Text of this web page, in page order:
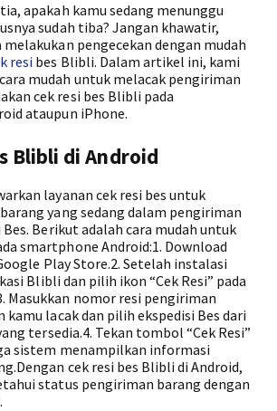
apakah kamu sedang menunggu
sudah tiba? Jangan khawatir,
melakukan pengecekan dengan mudah
resi bes Blibli. Dalam artikel ini, kami
mudah untuk melacak pengiriman
cek resi bes Blibli pada
ataupun iPhone.
Blibli di Android
layanan cek resi bes untuk
yang sedang dalam pengiriman
Berikut adalah cara mudah untuk
smartphone Android:1. Download
Play Store.2. Setelah instalasi
Blibli dan pilih ikon “Cek Resi” pada
Masukkan nomor resi pengiriman
kamu lacak dan pilih ekspedisi Bes dari
tersedia.4. Tekan tombol “Cek Resi”
sistem menampilkan informasi
cek resi bes Blibli di Android,
status pengiriman barang dengan